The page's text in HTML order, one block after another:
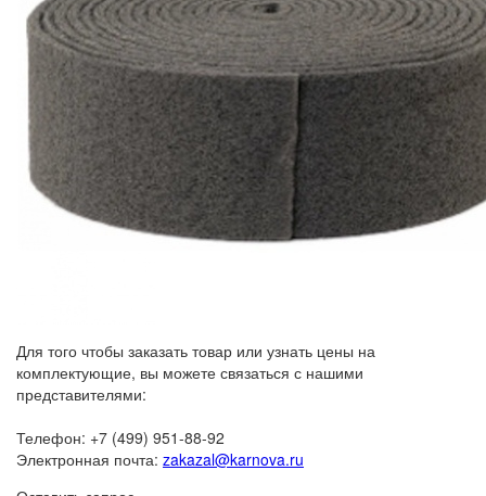
Для того чтобы заказать товар или узнать цены на
комплектующие, вы можете связаться с нашими
представителями:
Телефон: +7 (499) 951-88-92
Электронная почта: zakazal@karnova.ru